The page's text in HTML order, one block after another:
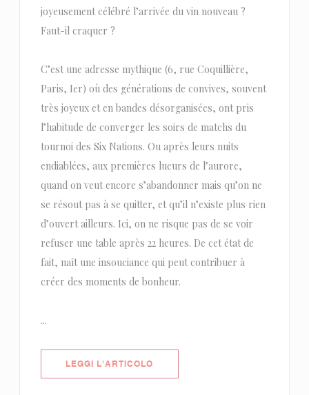
joyeusement célébré l’arrivée du vin nouveau ?
Faut-il craquer ?
C’est une adresse mythique (6, rue Coquillière,
Paris, Ier) où des générations de convives, souvent
très joyeux et en bandes désorganisées, ont pris
l’habitude de converger les soirs de matchs du
tournoi des Six Nations. Ou après leurs nuits
endiablées, aux premières lueurs de l’aurore,
quand on veut encore s’abandonner mais qu’on ne
se résout pas à se quitter, et qu’il n’existe plus rien
d’ouvert ailleurs. Ici, on ne risque pas de se voir
refuser une table après 22 heures. De cet état de
fait, naît une insouciance qui peut contribuer à
créer des moments de bonheur.
...
LEGGI L'ARTICOLO